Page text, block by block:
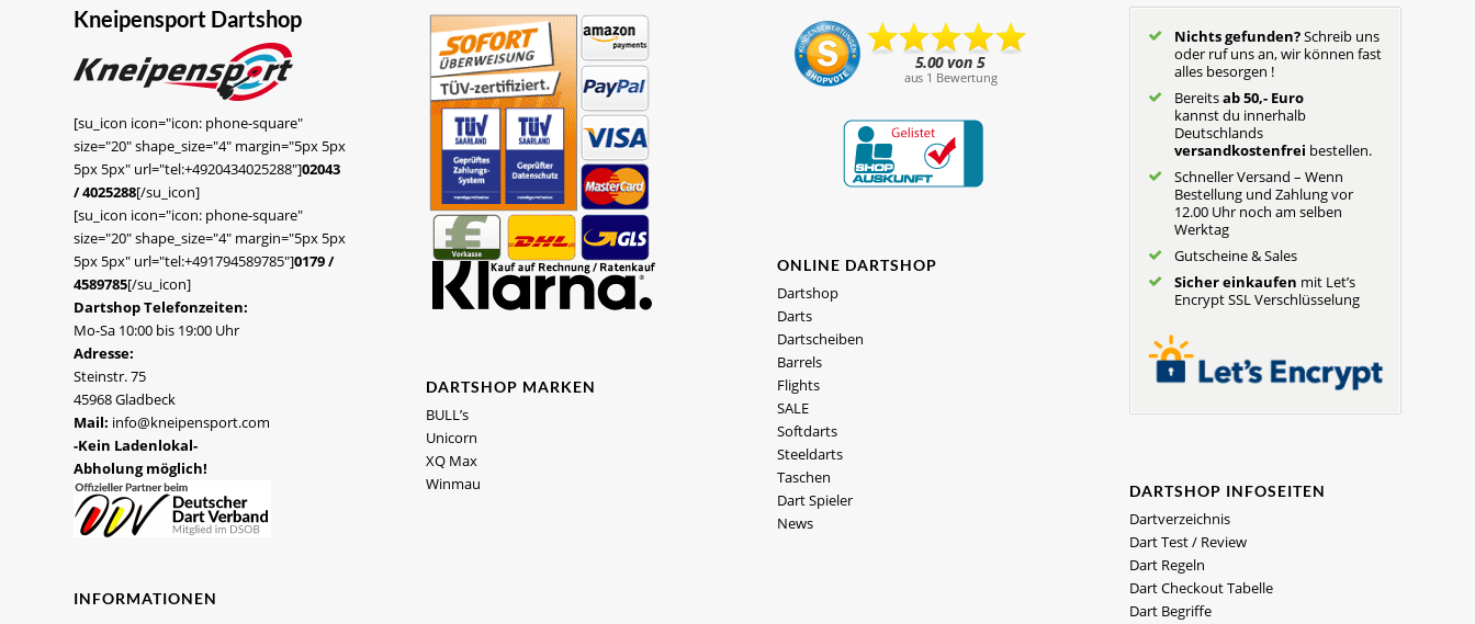
Kneipensport Dartshop
[su_icon icon="icon: phone-square"
size="20" shape_size="4" margin="5px 5px
5px 5px" url="tel:+4920434025288"]02043
/ 4025288[/su_icon]
[su_icon icon="icon: phone-square"
size="20" shape_size="4" margin="5px 5px
5px 5px" url="tel:+491794589785"]0179 /
4589785[/su_icon]
Dartshop Telefonzeiten:
Mo-Sa 10:00 bis 19:00 Uhr
Adresse:
Steinstr. 75
45968 Gladbeck
Mail: info@kneipensport.com
-Kein Ladenlokal-
Abholung möglich!
INFORMATIONEN
DARTSHOP MARKEN
BULL’s
Unicorn
XQ Max
Winmau
ONLINE DARTSHOP
Dartshop
Darts
Dartscheiben
Barrels
Flights
SALE
Softdarts
Steeldarts
Taschen
Dart Spieler
News
Nichts gefunden?Schreib uns
oder ruf uns an, wir können fast
alles besorgen !
Bereitsab 50,- Euro
kannst du innerhalb
Deutschlands
versandkostenfrei bestellen.
Schneller Versand – Wenn
Bestellung und Zahlung vor
12.00 Uhr noch am selben
Werktag
Gutscheine & Sales
Sicher einkaufen mit Let’s
Encrypt SSL Verschlüsselung
DARTSHOP INFOSEITEN
Dartverzeichnis
Dart Test / Review
Dart Regeln
Dart Checkout Tabelle
Dart Begriffe